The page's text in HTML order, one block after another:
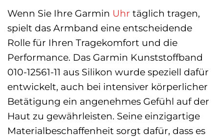
Wenn Sie Ihre Garmin Uhr täglich tragen,
spielt das Armband eine entscheidende
Rolle für Ihren Tragekomfort und die
Performance. Das Garmin Kunststoffband
010-12561-11 aus Silikon wurde speziell dafür
entwickelt, auch bei intensiver körperlicher
Betätigung ein angenehmes Gefühl auf der
Haut zu gewährleisten. Seine einzigartige
Materialbeschaffenheit sorgt dafür, dass es